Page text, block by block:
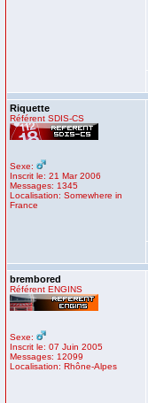
Riquette
Référent SDIS-CS
Sexe:
Inscrit le: 21 Mar 2006
Messages: 1345
Localisation: Somewhere in
France
brembored
Référent ENGINS
Sexe:
Inscrit le: 07 Juin 2005
Messages: 12099
Localisation: Rhône-Alpes